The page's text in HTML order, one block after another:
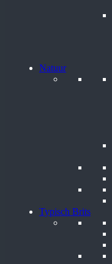
Natuur
Typisch Brits